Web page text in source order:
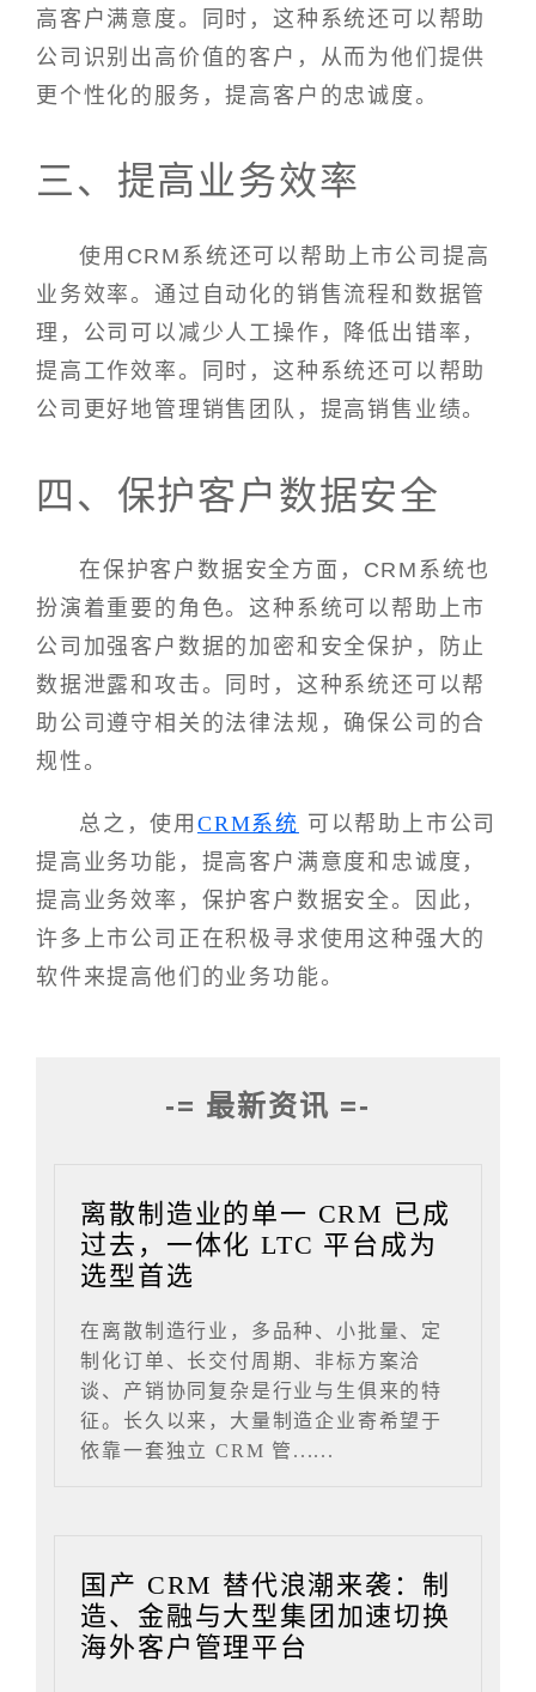
高客户满意度。同时，这种系统还可以帮助
公司识别出高价值的客户，从而为他们提供
更个性化的服务，提高客户的忠诚度。
三、提高业务效率
使用CRM系统还可以帮助上市公司提高
业务效率。通过自动化的销售流程和数据管
理，公司可以减少人工操作，降低出错率，
提高工作效率。同时，这种系统还可以帮助
公司更好地管理销售团队，提高销售业绩。
四、保护客户数据安全
在保护客户数据安全方面，CRM系统也
扮演着重要的角色。这种系统可以帮助上市
公司加强客户数据的加密和安全保护，防止
数据泄露和攻击。同时，这种系统还可以帮
助公司遵守相关的法律法规，确保公司的合
规性。
总之，使用 CRM系统 可以帮助上市公司
提高业务功能，提高客户满意度和忠诚度，
提高业务效率，保护客户数据安全。因此，
许多上市公司正在积极寻求使用这种强大的
软件来提高他们的业务功能。
-= 最新资讯 =-
离散制造业的单一 CRM 已成
过去，一体化 LTC 平台成为
选型首选
在离散制造行业，多品种、小批量、定
制化订单、长交付周期、非标方案洽
谈、产销协同复杂是行业与生俱来的特
征。长久以来，大量制造企业寄希望于
依靠一套独立 CRM 管......
国产 CRM 替代浪潮来袭：制
造、金融与大型集团加速切换
海外客户管理平台